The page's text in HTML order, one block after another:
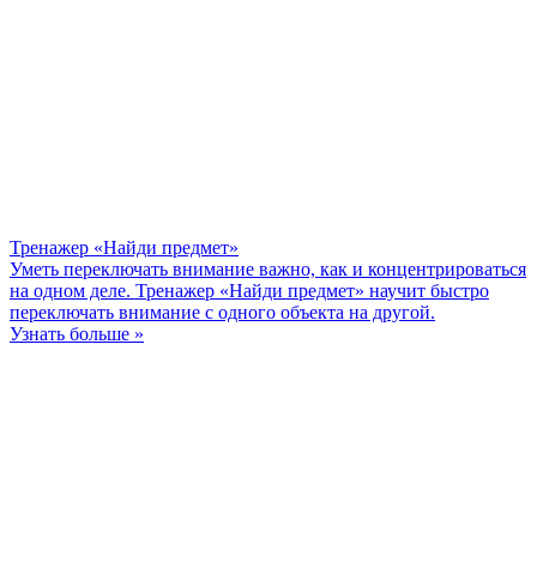
Тренажер «Найди предмет»
Уметь переключать внимание важно, как и концентрироваться
на одном деле. Тренажер «Найди предмет» научит быстро
переключать внимание с одного объекта на другой.
Узнать больше »